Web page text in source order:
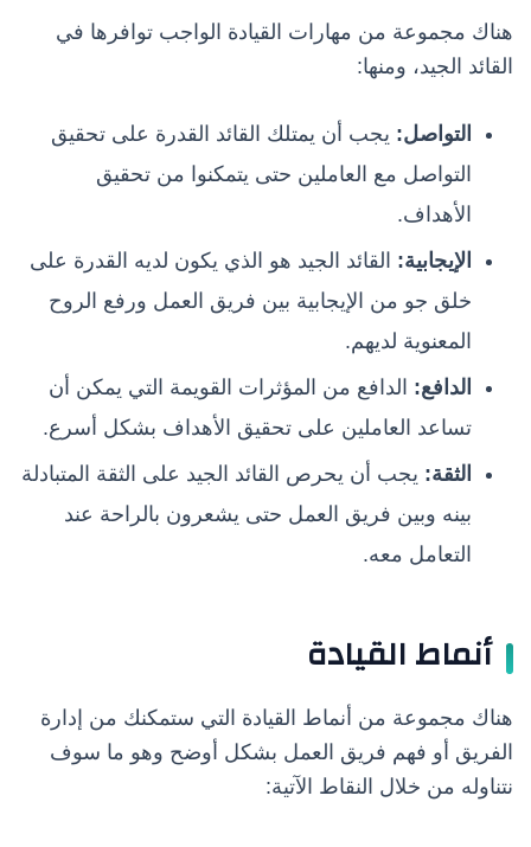
هناك مجموعة من مهارات القيادة الواجب توافرها في
القائد الجيد، ومنها:
التواصل: يجب أن يمتلك القائد القدرة على تحقيق
التواصل مع العاملين حتى يتمكنوا من تحقيق
الأهداف.
الإيجابية: القائد الجيد هو الذي يكون لديه القدرة على
خلق جو من الإيجابية بين فريق العمل ورفع الروح
المعنوية لديهم.
الدافع: الدافع من المؤثرات القويمة التي يمكن أن
تساعد العاملين على تحقيق الأهداف بشكل أسرع.
الثقة: يجب أن يحرص القائد الجيد على الثقة المتبادلة
بينه وبين فريق العمل حتى يشعرون بالراحة عند
التعامل معه.
أنماط القيادة
هناك مجموعة من أنماط القيادة التي ستمكنك من إدارة
الفريق أو فهم فريق العمل بشكل أوضح وهو ما سوف
نتناوله من خلال النقاط الآتية: